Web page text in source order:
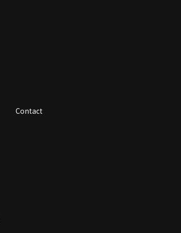
Contact